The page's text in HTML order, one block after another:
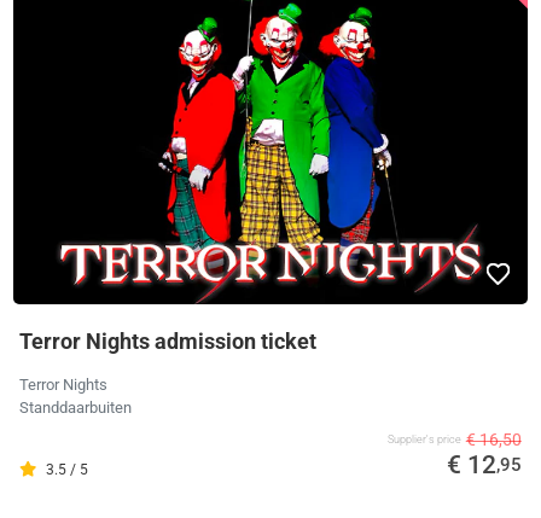
Terror Nights admission ticket
Terror Nights
Standdaarbuiten
3.5 / 5
Supplier's price € 16,50
€ 12,95